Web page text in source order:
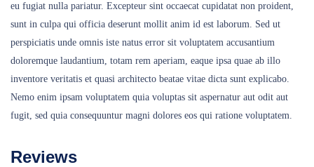
eu fugiat nulla pariatur. Excepteur sint occaecat cupidatat non proident,
sunt in culpa qui officia deserunt mollit anim id est laborum. Sed ut
perspiciatis unde omnis iste natus error sit voluptatem accusantium
doloremque laudantium, totam rem aperiam, eaque ipsa quae ab illo
inventore veritatis et quasi architecto beatae vitae dicta sunt explicabo.
Nemo enim ipsam voluptatem quia voluptas sit aspernatur aut odit aut
fugit, sed quia consequuntur magni dolores eos qui ratione voluptatem.
Reviews